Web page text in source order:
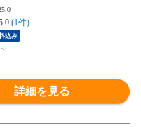
TU8001 TU8002 TU8003 T
TU8006 TU8007 テクシーリ
ゴアテックス ゆったり
(1件)
込み
詳細を見る